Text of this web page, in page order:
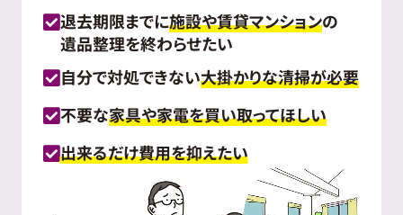
退去期限までに施設や賃貸マンションの
遺品整理を終わらせたい
自分で対処できない大掛かりな清掃が必要
不要な家具や家電を買い取ってほしい
出来るだけ費用を抑えたい